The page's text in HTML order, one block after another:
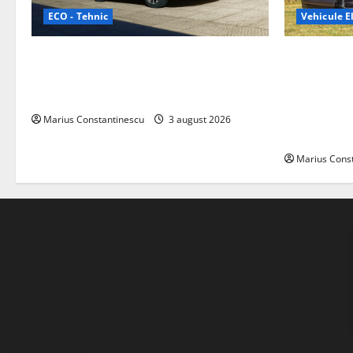
ECO - Tehnic
Marius Constantinescu 3 august 2026
Vehicule
Marius